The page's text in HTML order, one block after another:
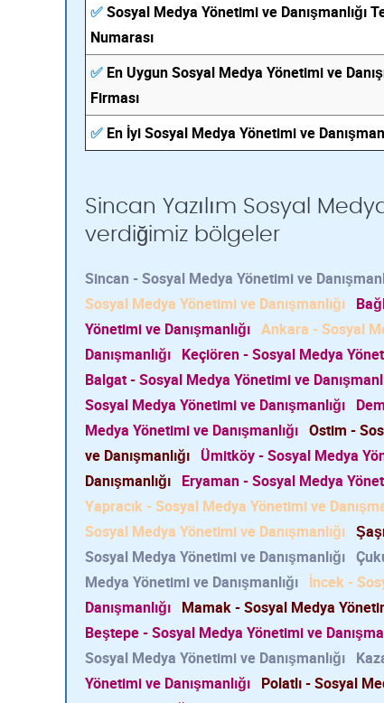
✅Sosyal Medya Yönetimi ve Danışmanlığı
Numarası
✅ En Uygun Sosyal Medya Yönetimi ve
Firması
✅ En İyi Sosyal Medya Yönetimi ve
Sincan Yazılım Sosyal
verdiğimiz bölgeler
Sincan - Sosyal Medya Yönetimi ve
Sosyal Medya Yönetimi ve Danışmanlığı
Yönetimi ve Danışmanlığı Ankara - Sosyal
Danışmanlığı Keçiören - Sosyal Medya
Balgat - Sosyal Medya Yönetimi ve
Sosyal Medya Yönetimi ve Danışmanlığı
Medya Yönetimi ve Danışmanlığı Ostim -
ve Danışmanlığı Ümitköy - Sosyal Medya
Danışmanlığı Eryaman - Sosyal Medya
Yapracık - Sosyal Medya Yönetimi ve
Sosyal Medya Yönetimi ve Danışmanlığı
Sosyal Medya Yönetimi ve Danışmanlığı
Medya Yönetimi ve Danışmanlığı İncek -
Danışmanlığı Mamak - Sosyal Medya
Beştepe - Sosyal Medya Yönetimi ve
Sosyal Medya Yönetimi ve Danışmanlığı
Yönetimi ve Danışmanlığı Polatlı - Sosyal